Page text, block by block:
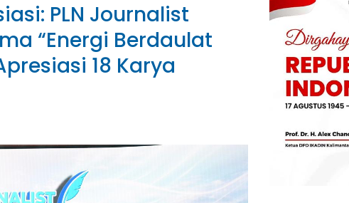
PLN Journalist
“Energi Berdaulat
18 Karya